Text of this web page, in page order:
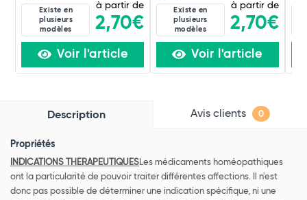
Existe en
plusieurs
modèles
à partir de
2,70€
Voir l'article
Existe en
plusieurs
modèles
à partir de
2,70€
Voir l'article
Description Avis clients 0
Propriétés
INDICATIONS THERAPEUTIQUESLes médicaments homéopathiques
ont la particularité de pouvoir traiter différentes affections. Il n'est
donc pas possible de déterminer une indication spécifique, ni une